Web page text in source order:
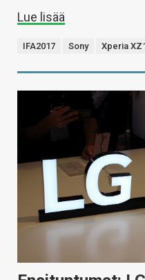
Lue lisää
IFA2017 Sony Xperia